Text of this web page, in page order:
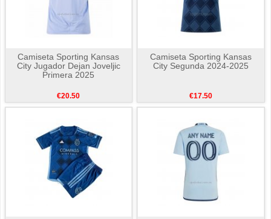
Camiseta Sporting Kansas
City Jugador Dejan Joveljic
Primera 2025
€20.50
Camiseta Sporting Kansas
City Segunda 2024-2025
€17.50